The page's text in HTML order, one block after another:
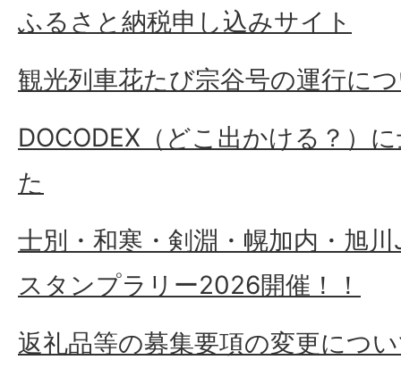
ふるさと納税申し込みサイト
観光列車花たび宗谷号の運行に
DOCODEX（どこ出かける？）
た
士別・和寒・剣淵・幌加内・旭
スタンプラリー2026開催！！
返礼品等の募集要項の変更につ